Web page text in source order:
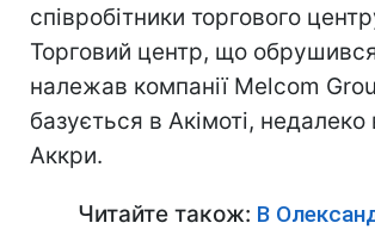
співробітники торгового
Торговий центр, що
належав компанії Melcom
базується в Акімоті, недалеко
Аккри.
Читайте також: В